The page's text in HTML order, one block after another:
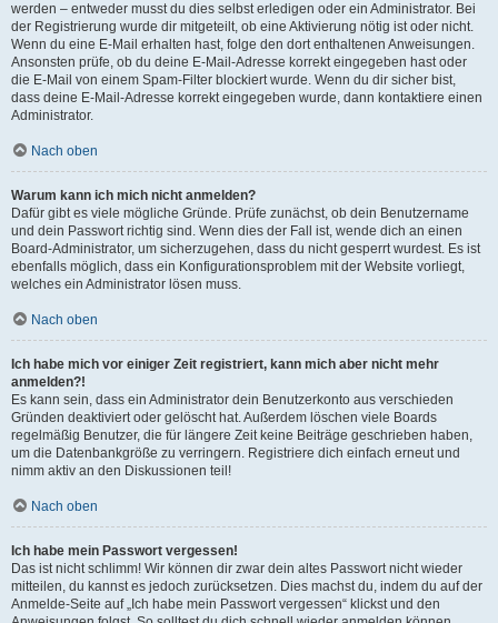
werden – entweder musst du dies selbst erledigen oder ein Administrator. Bei
der Registrierung wurde dir mitgeteilt, ob eine Aktivierung nötig ist oder nicht.
Wenn du eine E-Mail erhalten hast, folge den dort enthaltenen Anweisungen.
Ansonsten prüfe, ob du deine E-Mail-Adresse korrekt eingegeben hast oder
die E-Mail von einem Spam-Filter blockiert wurde. Wenn du dir sicher bist,
dass deine E-Mail-Adresse korrekt eingegeben wurde, dann kontaktiere einen
Administrator.
Nach oben
Warum kann ich mich nicht anmelden?
Dafür gibt es viele mögliche Gründe. Prüfe zunächst, ob dein Benutzername
und dein Passwort richtig sind. Wenn dies der Fall ist, wende dich an einen
Board-Administrator, um sicherzugehen, dass du nicht gesperrt wurdest. Es ist
ebenfalls möglich, dass ein Konfigurationsproblem mit der Website vorliegt,
welches ein Administrator lösen muss.
Nach oben
Ich habe mich vor einiger Zeit registriert, kann mich aber nicht mehr
anmelden?!
Es kann sein, dass ein Administrator dein Benutzerkonto aus verschieden
Gründen deaktiviert oder gelöscht hat. Außerdem löschen viele Boards
regelmäßig Benutzer, die für längere Zeit keine Beiträge geschrieben haben,
um die Datenbankgröße zu verringern. Registriere dich einfach erneut und
nimm aktiv an den Diskussionen teil!
Nach oben
Ich habe mein Passwort vergessen!
Das ist nicht schlimm! Wir können dir zwar dein altes Passwort nicht wieder
mitteilen, du kannst es jedoch zurücksetzen. Dies machst du, indem du auf der
Anmelde-Seite auf „Ich habe mein Passwort vergessen“ klickst und den